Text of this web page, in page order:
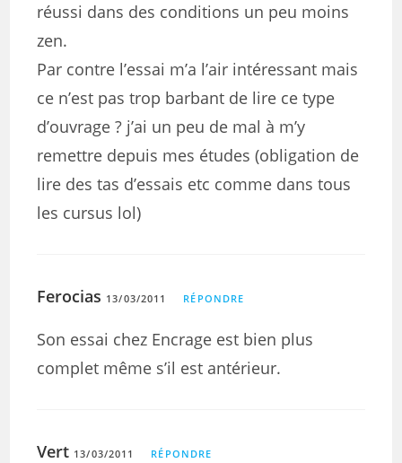
réussi dans des conditions un peu moins
zen.
Par contre l’essai m’a l’air intéressant mais
ce n’est pas trop barbant de lire ce type
d’ouvrage ? j’ai un peu de mal à m’y
remettre depuis mes études (obligation de
lire des tas d’essais etc comme dans tous
les cursus lol)
Ferocias 13/03/2011 RÉPONDRE
Son essai chez Encrage est bien plus
complet même s’il est antérieur.
Vert 13/03/2011 RÉPONDRE